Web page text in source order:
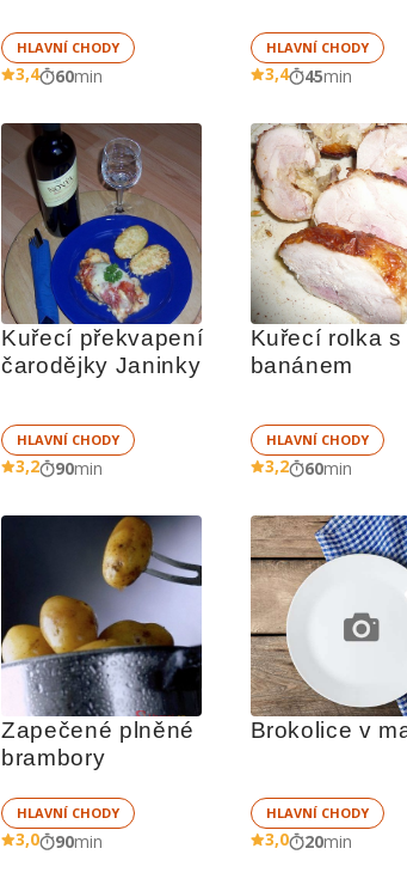
HLAVNÍ CHODY
3,4 60min
HLAVNÍ CHODY
3,4 45min
Kuřecí překvapení
čarodějky Janinky
HLAVNÍ CHODY
3,2 90min
Kuřecí rolka s
banánem
HLAVNÍ CHODY
3,2 60min
Zapečené plněné
brambory
HLAVNÍ CHODY
3,0 90min
Brokolice v
HLAVNÍ CHODY
3,0 20min